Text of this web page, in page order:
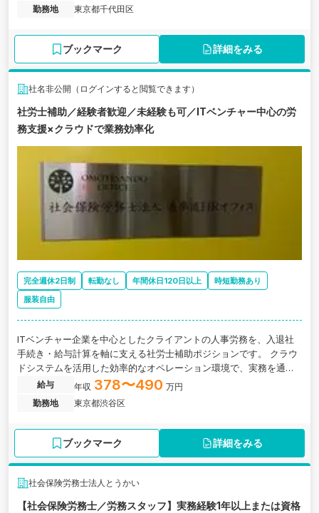
勤務地
東京都千代田区
ブックマーク 詳細をみる
社名非公開（ログインすると閲覧できます）
社労士補助／経験者歓迎／未経験も可／ITベンチャー中心の労
務支援×クラウドで業務効率化
完全週休2日制 転勤なし 年間休日120日以上
時短勤務あり
服装自由
ITベンチャー企業を中心としたクライアントの人事労務を、入退社
手続き・給与計算を軸に支える社労士補助ポジションです。 クラウ
ドシステムを活用した効率的なオペレーション環境で、実務を通じ
て労務領域の専門性を段階的に高められます。少人数組織のため、
手厚いフォローのもとでスキルアップしやすい点も特長です。
給与 年収 378〜490 万円
勤務地
東京都渋谷区
ブックマーク 詳細をみる
社会保険労務士法人とうかい
【社会保険労務士／労務スタッフ】実務経験1年以上または資格